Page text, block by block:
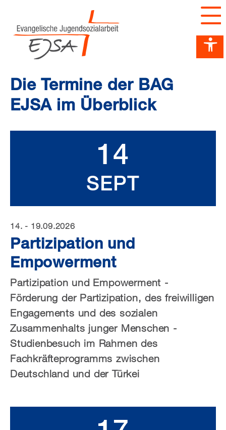
Barrierefreiheit Dashboard öffnen
Hauptnavigation anzeigen
zum Inhalt springen
Tastenkombinationen anzeigen
Die Termine der BAG
EJSA im Überblick
14
SEPT
14. - 19.09.2026
Partizipation und
Empowerment
Partizipation und Empowerment -
Förderung der Partizipation, des freiwilligen
Engagements und des sozialen
Zusammenhalts junger Menschen -
Studienbesuch im Rahmen des
Fachkräfteprogramms zwischen
Deutschland und der Türkei